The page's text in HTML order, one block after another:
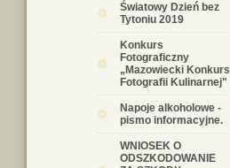
Światowy Dzień bez
Tytoniu 2019
Konkurs
Fotograficzny
„Mazowiecki Konkurs
Fotografii Kulinarnej"
Napoje alkoholowe -
pismo informacyjne.
WNIOSEK O
ODSZKODOWANIE